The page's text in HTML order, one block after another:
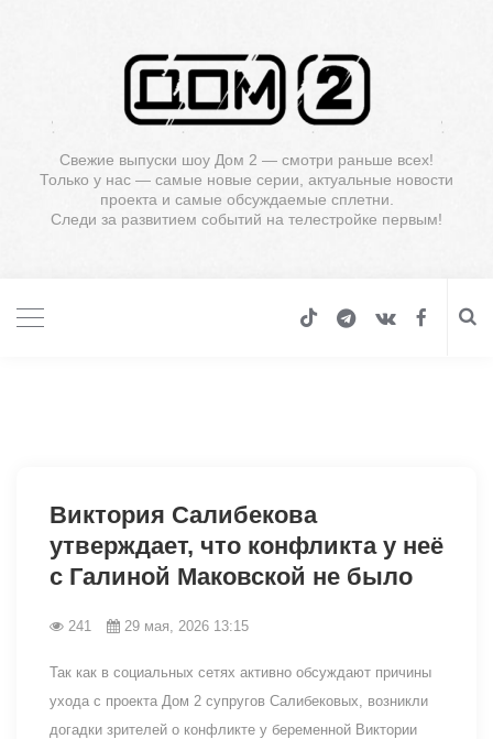
Свежие выпуски шоу Дом 2 — смотри раньше всех!
Только у нас — самые новые серии, актуальные новости
проекта и самые обсуждаемые сплетни.
Следи за развитием событий на телестройке первым!
Виктория Салибекова
утверждает, что конфликта у неё
с Галиной Маковской не было
241 29 мая, 2026 13:15
Так как в социальных сетях активно обсуждают причины
ухода с проекта Дом 2 супругов Салибековых, возникли
догадки зрителей о конфликте у беременной Виктории